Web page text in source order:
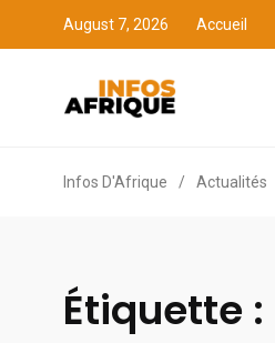
August 7, 2026 Accueil
Infos D'Afrique / Actualités
Étiquette :